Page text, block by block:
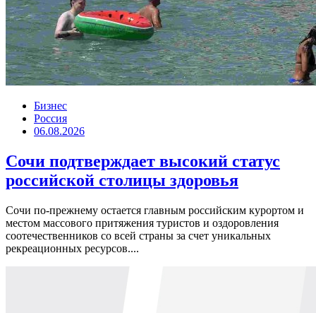
Бизнес
Россия
06.08.2026
Сочи подтверждает высокий статус
российской столицы здоровья
Сочи по-прежнему остается главным российским курортом и
местом массового притяжения туристов и оздоровления
соотечественников со всей страны за счет уникальных
рекреационных ресурсов....